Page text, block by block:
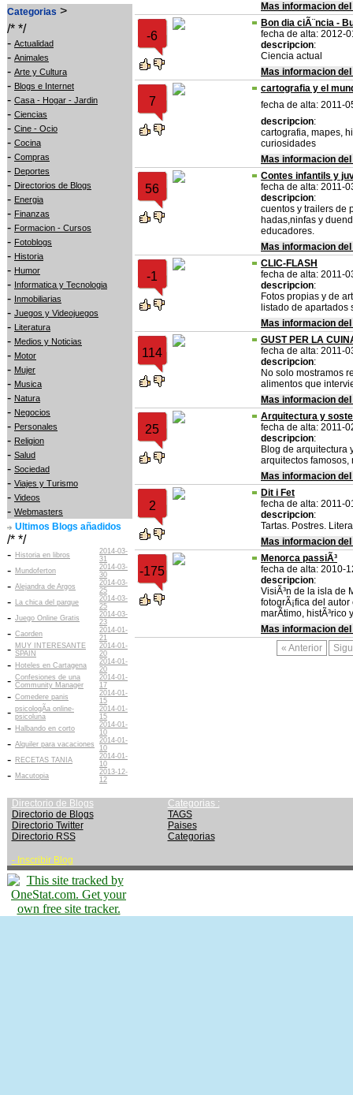
Categorias >
/* */
- Actualidad
- Animales
- Arte y Cultura
- Blogs e Internet
- Casa - Hogar - Jardin
- Ciencias
- Cine - Ocio
- Cocina
- Compras
- Deportes
- Directorios de Blogs
- Energia
- Finanzas
- Formacion - Cursos
- Fotoblogs
- Historia
- Humor
- Informatica y Tecnologia
- Inmobiliarias
- Juegos y Videojuegos
- Literatura
- Medios y Noticias
- Motor
- Mujer
- Musica
- Natura
- Negocios
- Personales
- Religion
- Salud
- Sociedad
- Viajes y Turismo
- Videos
- Webmasters
Ultimos Blogs añadidos
/* */
- Historia en libros
2014-03-
31
- Mundoferton
2014-03-
30
- Alejandra de Argos
2014-03-
25
- La chica del parque
2014-03-
25
- Juego Online Gratis
2014-03-
23
- Caorden
2014-01-
21
- MUY INTERESANTE
SPAIN
2014-01-
20
- Hoteles en Cartagena
2014-01-
20
- Confesiones de una
Community Manager
2014-01-
17
- Comedere panis
2014-01-
15
- psicologÃ­a online-
psicoluna
2014-01-
15
- Halbando en corto
2014-01-
10
- Alquiler para vacaciones
2014-01-
10
- RECETAS TANIA
2014-01-
10
- Macutopia
2013-12-
12
Mas informacion
-6
Bon dia ciÃ¨ncia -
fecha de alta: 2012-
descripcion:
Ciencia actual
Mas informacion
7
cartografia y el
fecha de alta: 2011-
descripcion:
cartografia, mapes,
curiosidades
Mas informacion
56
Contes infantils y
fecha de alta: 2011-
descripcion:
cuentos y trailers de
hadas,ninfas y
educadores.
Mas informacion
-1
CLIC-FLASH
fecha de alta: 2011-
descripcion:
Fotos propias y de
listado de apartados
Mas informacion
114
GUST PER LA
fecha de alta: 2011-
descripcion:
No solo mostramos
alimentos que
Mas informacion
25
Arquitectura y
fecha de alta: 2011-
descripcion:
Blog de arquitectura
arquitectos
Mas informacion
2
Dit i Fet
fecha de alta: 2011-
descripcion:
Tartas. Postres.
Mas informacion
-175
Menorca passiÃ³
fecha de alta: 2010-
descripcion:
VisiÃ³n de la isla de
fotogrÃ¡fica del
marÃ­timo, histÃ³rico
Mas informacion
« Anterior
Directorio de Blogs
Directorio de Blogs
Directorio Twitter
Directorio RSS
- Inscribir Blog
Categorias :
TAGS
Paises
Categorias